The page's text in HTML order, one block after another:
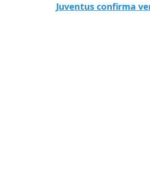
Juventus confirma